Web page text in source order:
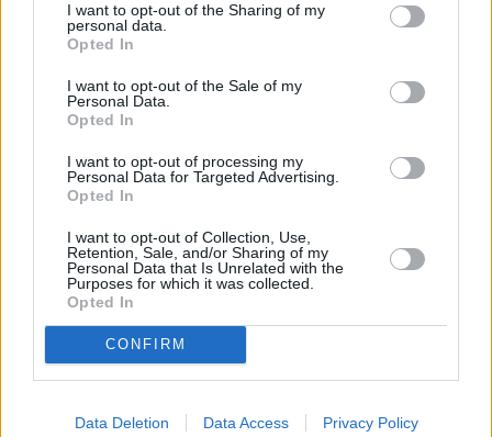
I want to opt-out of the Sharing of my
personal data.
Opted In
I want to opt-out of the Sale of my
Personal Data.
Opted In
I want to opt-out of processing my
Personal Data for Targeted Advertising.
Opted In
I want to opt-out of Collection, Use,
Retention, Sale, and/or Sharing of my
Personal Data that Is Unrelated with the
Purposes for which it was collected.
Opted In
CONFIRM
Data Deletion Data Access Privacy Policy
μεταξύ των κρατών της περιοχής, σε σαφή
αντιδιαστολή με τον στρατιωτικό δρόμο.